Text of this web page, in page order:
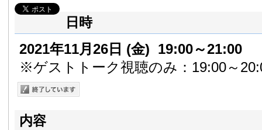
日時
2021年11月26日 (金) 19:00～21:00
※ゲストトーク視聴のみ：19:00～
内容